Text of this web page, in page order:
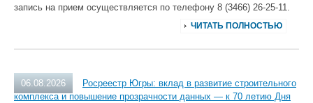
запись на прием осуществляется по телефону 8 (3466) 26-25-11.
ЧИТАТЬ ПОЛНОСТЬЮ
06.08.2026
Росреестр Югры: вклад в развитие строительного
комплекса и повышение прозрачности данных — к 70 летию Дня